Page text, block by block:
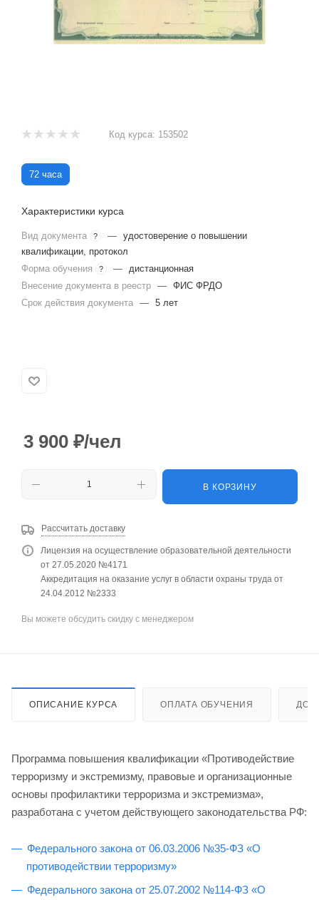
Код курса: 153502
72 часа
Характеристики курса
Вид документа ? — удостоверение о повышении
квалификации, протокол
Форма обучения
? —
дистанционная
Внесение документа в реестр — ФИС ФРДО
Срок действия документа — 5 лет
3 900 ₽/чел
В КОРЗИНУ
Рассчитать доставку
Лицензия на осуществление образовательной деятельности
от 27.05.2020 №4171
Аккредитация на оказание услуг в области охраны труда от
24.04.2012 №2333
Вы можете обсудить скидку с менеджером
ОПИСАНИЕ КУРСА ОПЛАТА ОБУЧЕНИЯ
Программа повышения квалификации «Противодействие
терроризму и экстремизму, правовые и организационные
основы профилактики терроризма и экстремизма»,
разработана с учетом действующего законодательства РФ:
Федерального закона от 06.03.2006 №35-ФЗ «О
противодействии терроризму»
Федерального закона от 25.07.2002 №114-ФЗ «О